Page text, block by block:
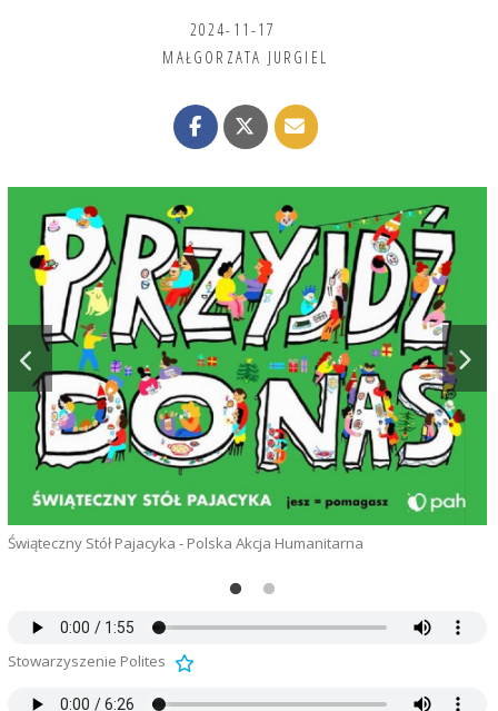
2024-11-17
MAŁGORZATA JURGIEL
Świąteczny Stół Pajacyka - Polska Akcja Humanitarna
Stowarzyszenie Polites